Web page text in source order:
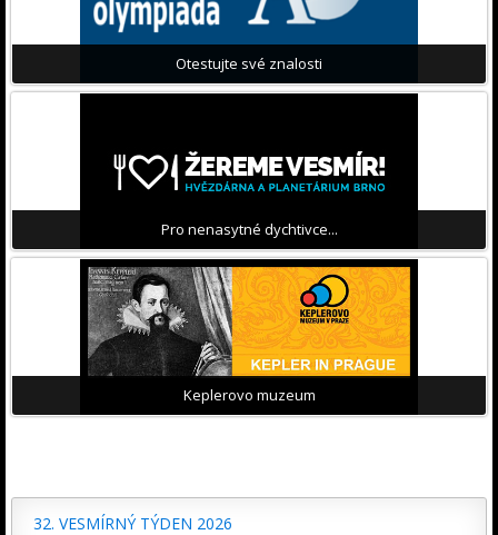
Otestujte své znalosti
Pro nenasytné dychtivce...
Keplerovo muzeum
32. VESMÍRNÝ TÝDEN 2026